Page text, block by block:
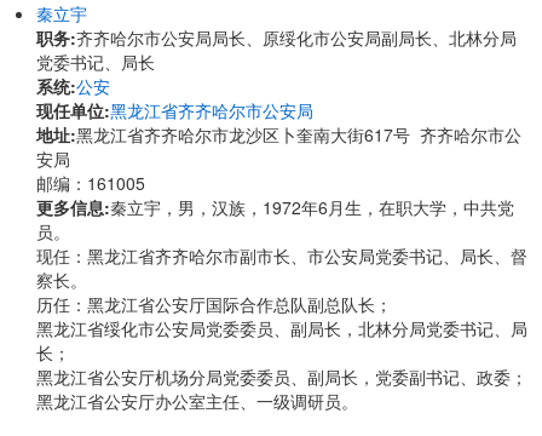
秦立宇
职务:齐齐哈尔市公安局局长、原绥化市公安局副局长、北林分局
党委书记、局长
系统:公安
现任单位:黑龙江省齐齐哈尔市公安局
地址:黑龙江省齐齐哈尔市龙沙区卜奎南大街617号 齐齐哈尔市公
安局
邮编：161005
更多信息:秦立宇，男，汉族，1972年6月生，在职大学，中共党
员。
现任：黑龙江省齐齐哈尔市副市长、市公安局党委书记、局长、督
察长。
历任：黑龙江省公安厅国际合作总队副总队长；
黑龙江省绥化市公安局党委委员、副局长，北林分局党委书记、局
长；
黑龙江省公安厅机场分局党委委员、副局长，党委副书记、政委；
黑龙江省公安厅办公室主任、一级调研员。